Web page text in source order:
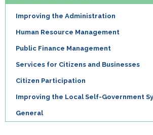
Improving the Administration
Human Resource Management
Public Finance Management
Services for Citizens and Businesses
Citizen Participation
Improving the Local Self-Government
General